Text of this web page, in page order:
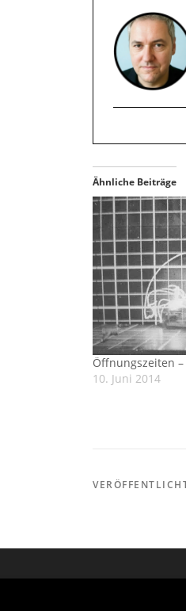
Ähnliche Beiträge
Öffnungszeiten
10. Juni 2014